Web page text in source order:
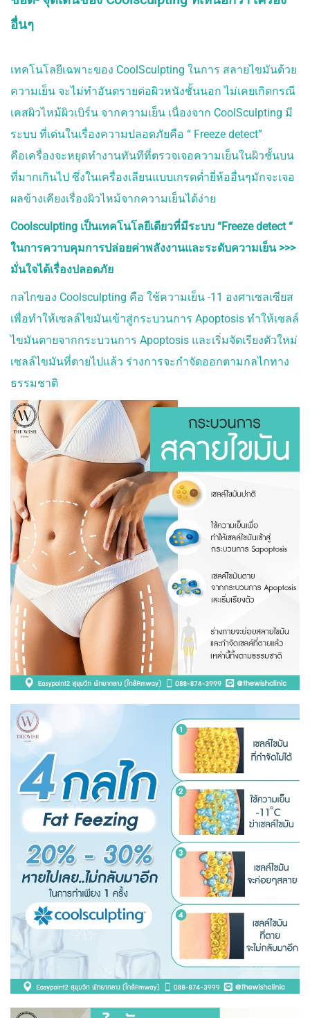
อื่นๆ
เทคโนโลยีเฉพาะของ CoolSculpting ในการ สลายไขมันด้วย
ความเย็น จะไม่ทำอันตรายต่อผิวหนังชั้นนอก ไม่เคยเกิดกรณี
เคสผิวไหม้ผิวเบิร์น จากความเย็น เนื่องจาก CoolSculpting มี
ระบบ ที่เด่นในเรื่องความปลอดภัยคือ “ Freeze detect”
คือเครื่องจะหยุดทำงานทันทีที่ตรวจเจอความเย็นในผิวชั้นบน
ที่มากเกินไป ซึ่งในเครื่องเลียนแบบเกรดต่ำยี่ห้ออื่นๆมักจะเจอ
ผลข้างเคียงเรื่องผิวไหม้จากความเย็นได้ง่าย
Coolsculpting เป็นเทคโนโลยีเดียวที่มีระบบ “Freeze detect “
ในการควาบคุมการปล่อยค่าพลังงานและระดับความเย็น >>>
มั่นใจได้เรื่องปลอดภัย
กลไกของ Coolsculpting คือ ใช้ความเย็น -11 องศาเซลเซียส
เพื่อทำให้เซลล์ไขมันเข้าสู่กระบวนการ Apoptosis ทำให้เซลล์
ไขมันตายจากกระบวนการ Apoptosis และเริ่มจัดเรียงตัวใหม่
เซลล์ไขมันที่ตายไปแล้ว ร่างการจะกำจัดออกตามกลไกทาง
ธรรมชาติ